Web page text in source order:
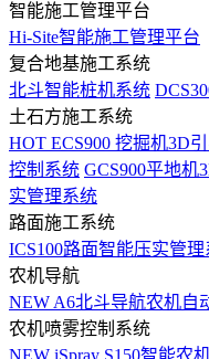
智能施工管理平台
Hi-Site智能施工管理平台
复合地基施工系统
北斗智能桩机系统
土石方施工系统
HOT ECS900 挖掘机3D
控制系统 GCS900平地机
实管理系统
路面施工系统
ICS100路面智能压实管理
农机导航
NEW A6北斗导航农机自
农机喷雾控制系统
NEW iSpray S150智能农